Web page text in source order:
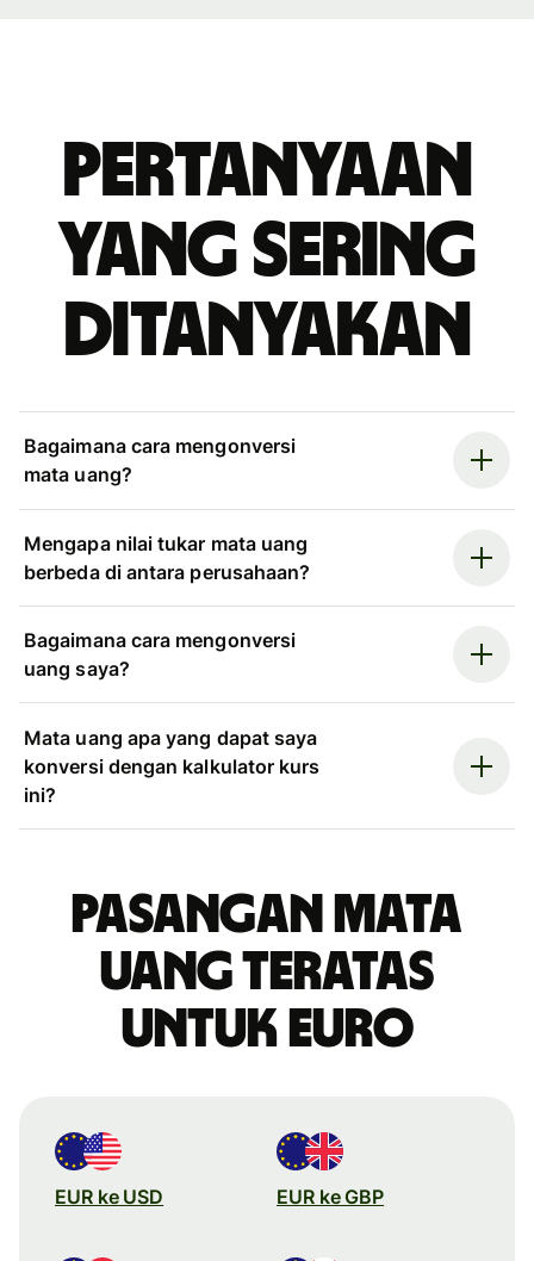
Pertanyaan
yang sering
ditanyakan
Bagaimana cara mengonversi
mata uang?
Mengapa nilai tukar mata uang
berbeda di antara perusahaan?
Bagaimana cara mengonversi
uang saya?
Mata uang apa yang dapat saya
konversi dengan kalkulator kurs
ini?
Pasangan mata
uang teratas
untuk euro
EUR ke USD EUR ke GBP